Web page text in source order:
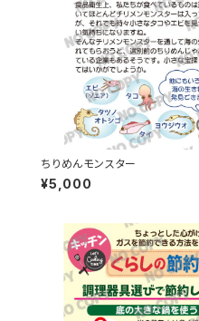
ちりめんモンスター
¥5,000